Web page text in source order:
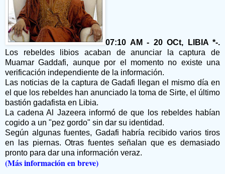
07:10 AM - 20 OCt, LIBIA *-.
Los rebeldes libios acaban de anunciar la captura de
Muamar Gaddafi, aunque por el momento no existe una
verificación independiente de la información.
Las noticias de la captura de Gadafi llegan el mismo día en
el que los rebeldes han anunciado la toma de Sirte, el último
bastión gadafista en Libia.
La cadena Al Jazeera informó de que los rebeldes habían
cogido a un "pez gordo" sin dar su identidad.
Según algunas fuentes, Gadafi habría recibido varios tiros
en las piernas. Otras fuentes señalan que es demasiado
pronto para dar una información veraz.
(Más información en breve)